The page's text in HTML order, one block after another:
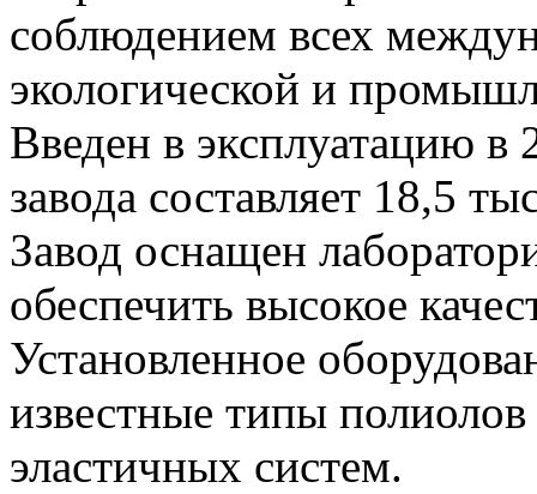
соблюдением всех
экологической и
Введен в эксплуатацию
завода составляет 18,5
Завод оснащен
обеспечить высокое
Установленное
известные типы
эластичных систем.